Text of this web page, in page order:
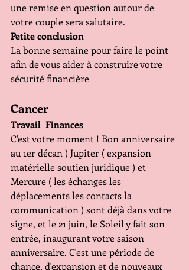
une remise en question autour de
votre couple sera salutaire.
Petite conclusion
La bonne semaine pour faire le point
afin de vous aider à construire votre
sécurité financière
Cancer
Travail  Finances
C'est votre moment ! Bon anniversaire
au 1er décan ) Jupiter ( expansion
matérielle soutien juridique ) et
Mercure ( les échanges les
déplacements les contacts la
communication ) sont déjà dans votre
signe, et le 21 juin, le Soleil y fait son
entrée, inaugurant votre saison
anniversaire. C'est une période de
chance, d'expansion et de nouveaux